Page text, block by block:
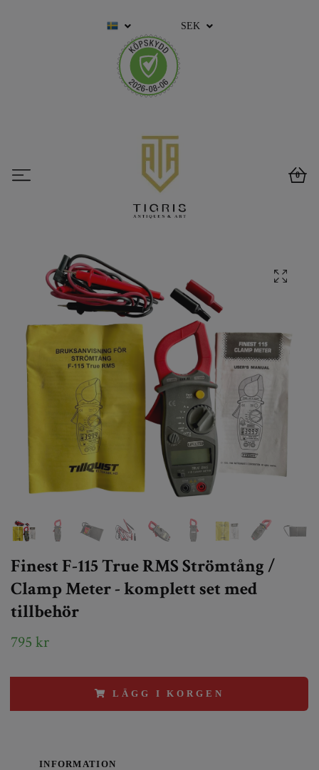
SEK
0
Finest F-115 True RMS Strömtång /
Clamp Meter - komplett set med
tillbehör
795 kr
LÄGG I KORGEN
INFORMATION